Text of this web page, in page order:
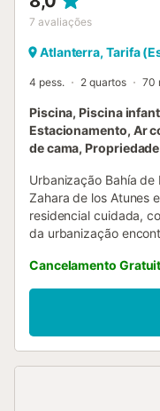
7 avaliações
Atlanterra, Tarifa
4 pess. 2 quartos 70
Piscina, Piscina
Estacionamento, Ar
de cama,
Urbanização Bahía
Zahara de los Atunes
residencial cuidada,
da urbanização
campos de padel e
pé. Apartamento
linha de praia com
privativa. Dispõe de
totalmente equipada
Cancelamento